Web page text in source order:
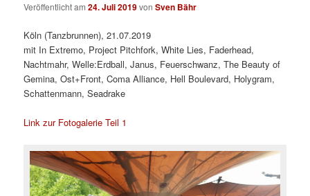
Veröffentlicht am24. Juli 2019vonSven Bähr
Köln (Tanzbrunnen), 21.07.2019
mit In Extremo, Project Pitchfork, White Lies, Faderhead,
Nachtmahr, Welle:Erdball, Janus, Feuerschwanz, The Beauty of
Gemina, Ost+Front, Coma Alliance, Hell Boulevard, Holygram,
Schattenmann, Seadrake
Link zur Fotogalerie Teil 1